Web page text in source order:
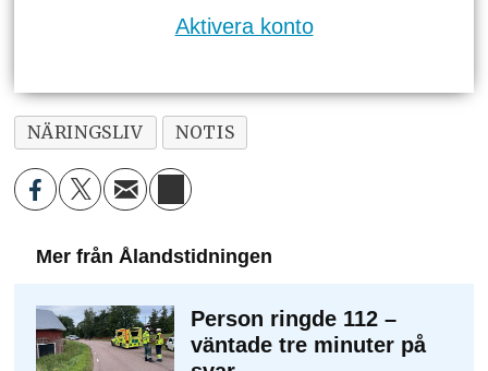
Aktivera konto
NÄRINGSLIV NOTIS